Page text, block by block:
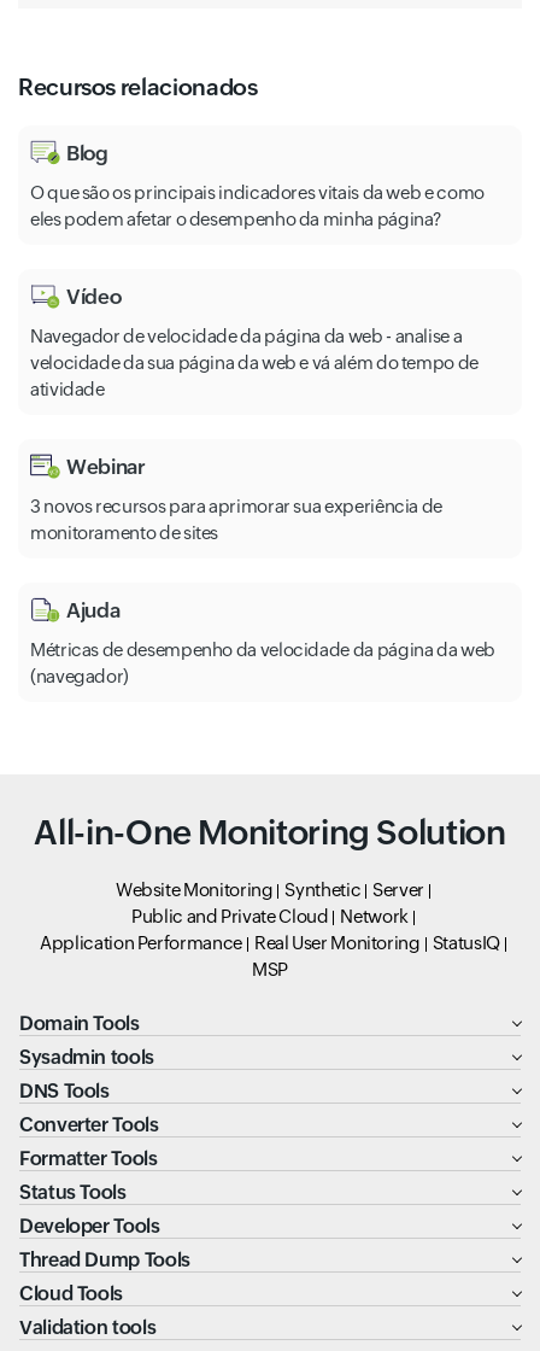
Recursos relacionados
Blog
O que são os principais indicadores vitais da web e como
eles podem afetar o desempenho da minha página?
Vídeo
Navegador de velocidade da página da web - analise a
velocidade da sua página da web e vá além do tempo de
atividade
Webinar
3 novos recursos para aprimorar sua experiência de
monitoramento de sites
Ajuda
Métricas de desempenho da velocidade da página da web
(navegador)
All-in-One Monitoring Solution
Website Monitoring Synthetic
Server
Public and Private Cloud
Network
Application Performance
Real User Monitoring
StatusIQ
MSP
Domain Tools
Sysadmin tools
DNS Tools
Converter Tools
Formatter Tools
Status Tools
Developer Tools
Thread Dump Tools
Cloud Tools
Validation tools